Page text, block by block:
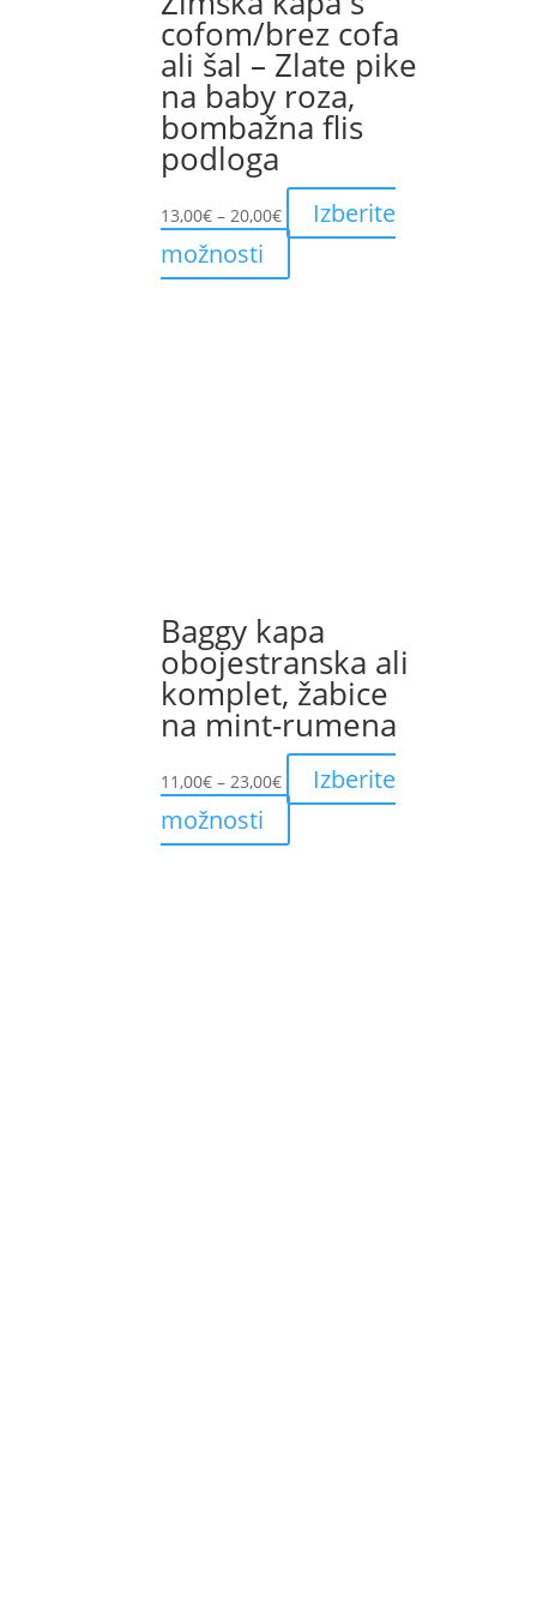
cofom/brez cofa
ali šal – Zlate pike
na baby roza,
bombažna flis
podloga
13,00€ – 20,00€Price
range:
Izberite
možnosti
This
product
Baggy kapa
obojestranska ali
komplet, žabice
na mint-rumena
11,00€ – 23,00€Price
range:
Izberite
možnosti
product